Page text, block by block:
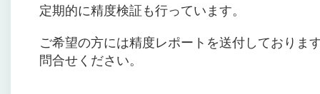
定期的に精度検証も行っています。
ご希望の方には精度レポートを送付しておりま
問合せください。